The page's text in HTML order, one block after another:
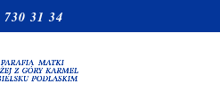
730 31 34